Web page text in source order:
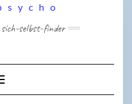
selbst-finder
Navigation